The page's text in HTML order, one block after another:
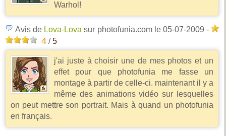
Warhol!
Avis de Lova-Lova sur photofunia.comle 05-07-2009 -
4 /5
j'ai juste à choisir une de mes photos et un
effet pour que photofunia me fasse un
montage à partir de celle-ci. maintenant il y a
même des animations vidéo sur lesquelles
on peut mettre son portrait. Mais à quand un photofunia
en français.